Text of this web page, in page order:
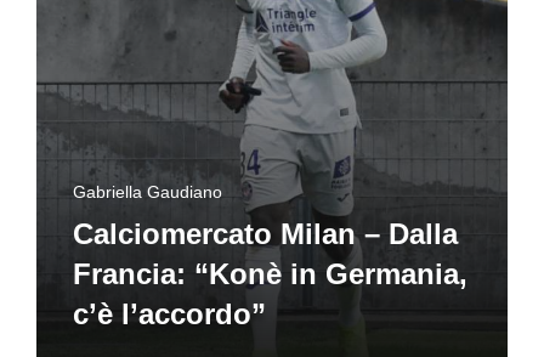
Gabriella Gaudiano
Calciomercato Milan – Dalla
Francia: “Konè in Germania,
c’è l’accordo”